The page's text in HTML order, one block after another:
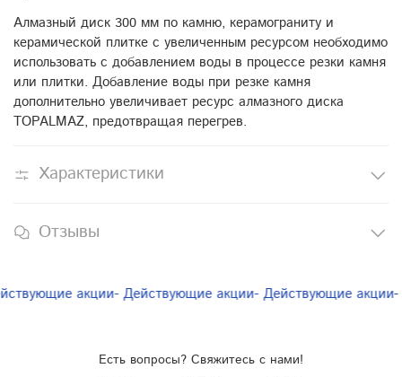
Алмазный диск 300 мм по камню, керамограниту и
керамической плитке с увеличенным ресурсом необходимо
использовать с добавлением воды в процессе резки камня
или плитки. Добавление воды при резке камня
дополнительно увеличивает ресурс алмазного диска
TOPALMAZ, предотвращая перегрев.
Характеристики
Отзывы
акции- Действующие акции- Действующие акции-
Есть вопросы? Свяжитесь с нами!